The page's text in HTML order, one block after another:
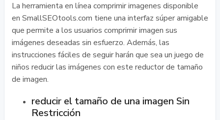
La herramienta en línea comprimir imagenes disponible
en SmallSEOtools.com tiene una interfaz súper amigable
que permite a los usuarios comprimir imagen sus
imágenes deseadas sin esfuerzo. Además, las
instrucciones fáciles de seguir harán que sea un juego de
niños reducir las imágenes con este reductor de tamaño
de imagen.
reducir el tamaño de una imagen Sin
Restricción